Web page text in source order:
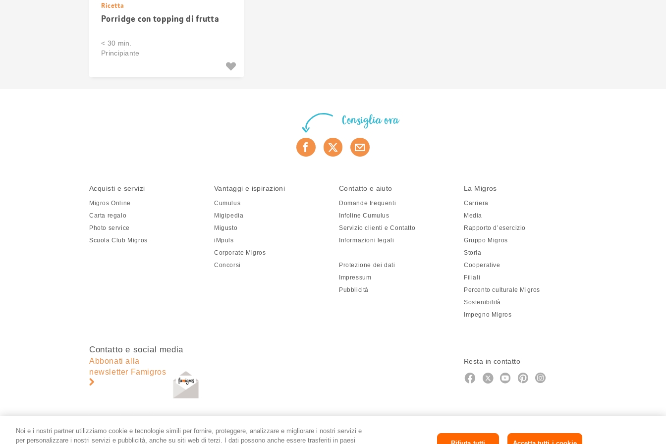
Ricetta
Porridge con topping di frutta
< 30 min.
Principiante
Consiglia ora
Acquisti e servizi
Migros Online
Carta regalo
Photo service
Scuola Club Migros
Vantaggi e ispirazioni
Cumulus
Migipedia
Migusto
iMpuls
Corporate Migros
Concorsi
Contatto e aiuto
Domande frequenti
Infoline Cumulus
Servizio clienti e Contatto
Informazioni legali
Protezione dei dati
Impressum
Pubblicità
La Migros
Carriera
Media
Rapporto d’esercizio
Gruppo Migros
Storia
Cooperative
Filiali
Percento culturale Migros
Sostenibilità
Impegno Migros
Contatto e social media
Abbonati alla
newsletter Famigros
Resta in contatto
https://twitter.com/migros?
https://www.youtube.com/user/
PinterestInstagram
Impostazioni cookie
Noi e i nostri partner utilizziamo cookie e tecnologie simili per fornire, proteggere, analizzare e migliorare i nostri servizi e
per personalizzare i nostri servizi e pubblicità, anche su siti web di terzi. I dati possono anche essere trasferiti in paesi